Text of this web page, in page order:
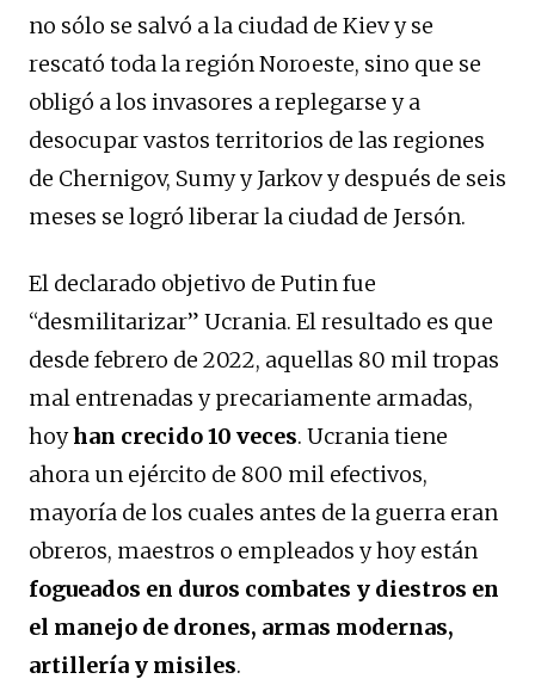
no sólo se salvó a la ciudad de Kiev y se
rescató toda la región Noroeste, sino que se
obligó a los invasores a replegarse y a
desocupar vastos territorios de las regiones
de Chernigov, Sumy y Jarkov y después de seis
meses se logró liberar la ciudad de Jersón.
El declarado objetivo de Putin fue
“desmilitarizar” Ucrania. El resultado es que
desde febrero de 2022, aquellas 80 mil tropas
mal entrenadas y precariamente armadas,
hoyhan crecido 10 veces. Ucrania tiene
ahora un ejército de 800 mil efectivos,
mayoría de los cuales antes de la guerra eran
obreros, maestros o empleados y hoy están
fogueados en duros combates y diestros en
el manejo de drones, armas modernas,
artillería y misiles.